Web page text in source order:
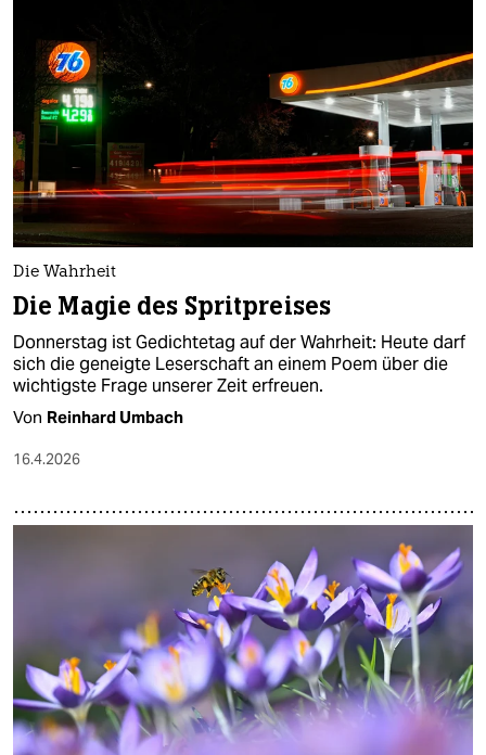
Die Wahrheit
Die Magie des Spritpreises
Donnerstag ist Gedichtetag auf der Wahrheit: Heute darf
sich die geneigte Leserschaft an einem Poem über die
wichtigste Frage unserer Zeit erfreuen.
Von Reinhard Umbach
16.4.2026